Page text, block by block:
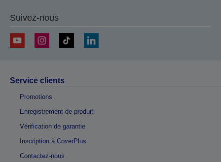
Suivez-nous
Service clients
Promotions
Enregistrement de produit
Vérification de garantie
Inscription à CoverPlus
Contactez-nous